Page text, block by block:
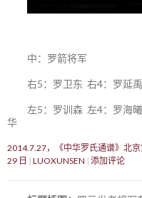
中：罗箭将军
右5：罗卫东 右4：罗延
左5：罗训森 左4：罗海
华
2014.7.27，《中华罗氏通谱》北
29 日
LUOXUNSEN 添加评论